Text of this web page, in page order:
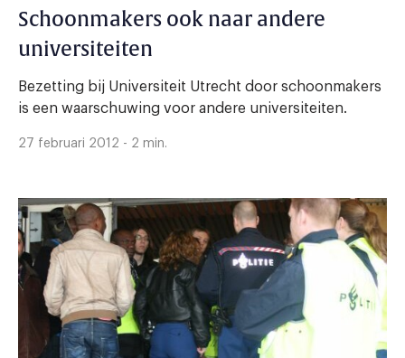
Schoonmakers ook naar andere
universiteiten
Bezetting bij Universiteit Utrecht door schoonmakers
is een waarschuwing voor andere universiteiten.
27 februari 2012 - 2 min.